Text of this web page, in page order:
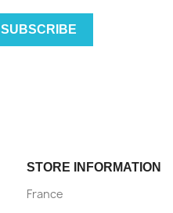
STORE INFORMATION
France